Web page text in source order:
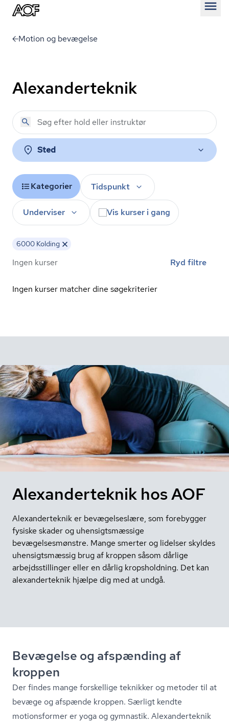
Motion og bevægelse
Alexanderteknik
Sted
Kategorier Tidspunkt
Underviser Vis kurser i gang
6000 Kolding
Ingen kurser Ryd filtre
Ingen kurser matcher dine søgekriterier
Alexanderteknik hos AOF
Alexanderteknik er bevægelseslære, som forebygger
fysiske skader og uhensigtsmæssige
bevægelsesmønstre. Mange smerter og lidelser skyldes
uhensigtsmæssig brug af kroppen såsom dårlige
arbejdsstillinger eller en dårlig kropsholdning. Det kan
alexanderteknik hjælpe dig med at undgå.
Bevægelse og afspænding af
kroppen
Der findes mange forskellige teknikker og metoder til at
bevæge og afspænde kroppen. Særligt kendte
motionsformer er yoga og gymnastik. Ale­xan­der­tek­nik